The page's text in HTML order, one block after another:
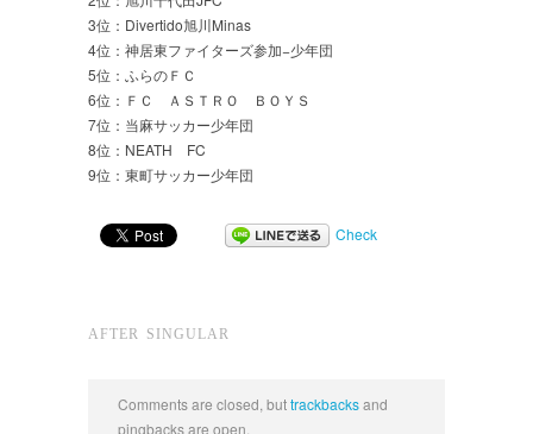
3位：Divertido旭川Minas
4位：神居東ファイターズ参加−少年団
5位：ふらのＦＣ
6位：ＦＣ ＡＳＴＲＯ ＢＯＹＳ
7位：当麻サッカー少年団
8位：NEATH FC
9位：東町サッカー少年団
Check
AFTER SINGULAR
Comments are closed, buttrackbacksand
pingbacks are open.